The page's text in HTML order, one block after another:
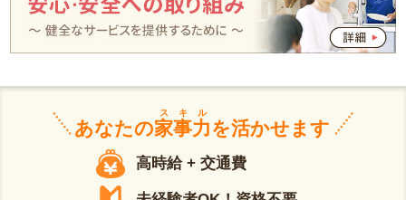
あなたの家事力
スキル
を活かせます
高時給 + 交通費